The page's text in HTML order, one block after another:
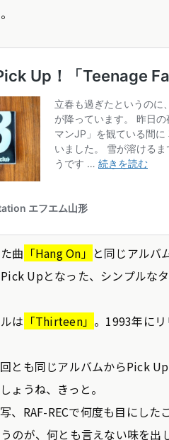
曲 「Hang On」 と同じアルバ
Upとなった、シンプルな
は 「Thirteen」 。1993年に
とも同じアルバムからPick
ょうね、きっと。
、RAF-RECで何度も目にした
のが、何とも言えない味を出